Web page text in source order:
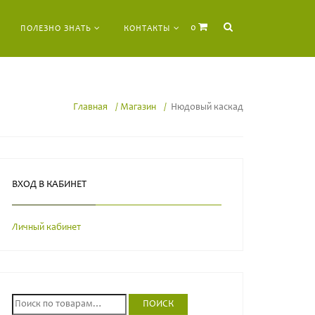
ПОЛЕЗНО ЗНАТЬ КОНТАКТЫ 0
Главная Магазин Нюдовый каскад
ВХОД В КАБИНЕТ
Личный кабинет
И
ПОИСК